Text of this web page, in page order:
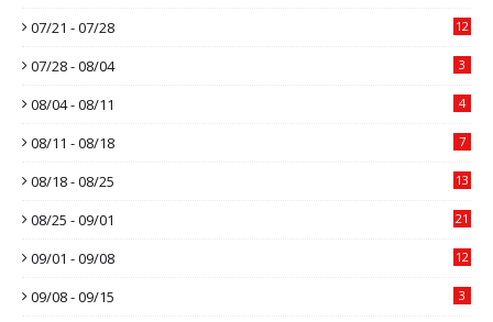
07/21 - 07/28 12
07/28 - 08/04 3
08/04 - 08/11 4
08/11 - 08/18 7
08/18 - 08/25 13
08/25 - 09/01 21
09/01 - 09/08 12
09/08 - 09/15 3